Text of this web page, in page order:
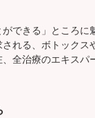
できる」ところ
れる、ボトックス
全治療のエキスパ